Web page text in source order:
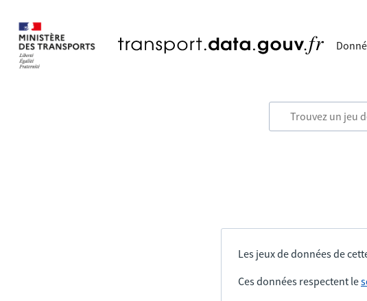
Les jeux de données de
Ces données respectent le